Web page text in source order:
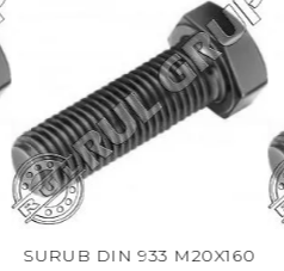
SURUB DIN 933 M20X160